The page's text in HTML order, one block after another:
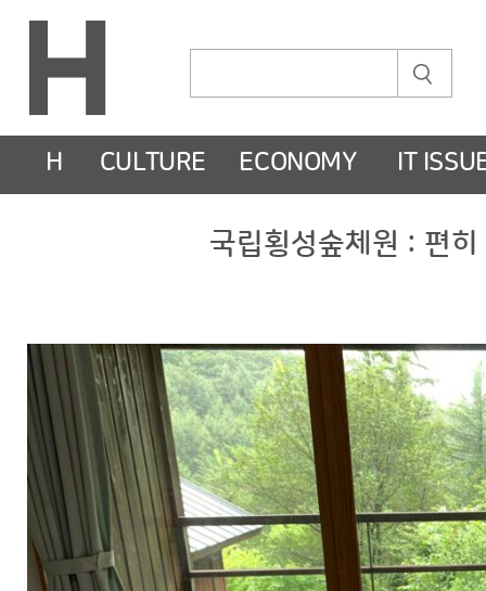
H CULTURE ECONOMY IT
국립횡성숲체원 : 편